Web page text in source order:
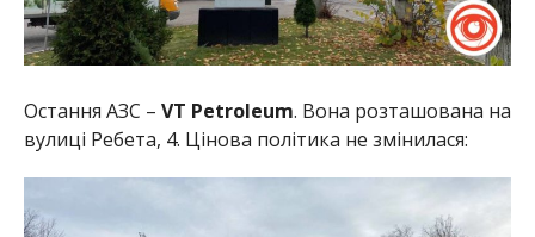
Остання АЗС – VT Petroleum. Вона розташована на
вулиці Ребета, 4. Цінова політика не змінилася: